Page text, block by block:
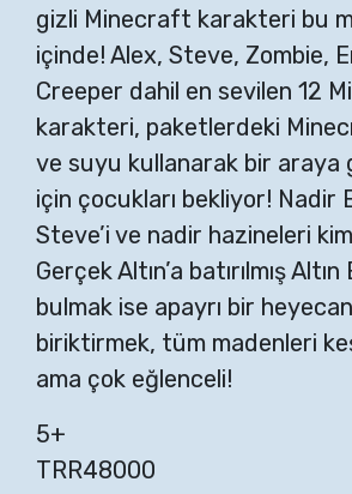
gizli Minecraft karakteri bu
içinde! Alex, Steve, Zombie,
Creeper dahil en sevilen 12
karakteri, paketlerdeki
ve suyu kullanarak bir araya
için çocukları bekliyor! Nadir
Steve’i ve nadir hazineleri
Gerçek Altın’a batırılmış Altın
bulmak ise apayrı bir
biriktirmek, tüm madenleri
ama çok eğlenceli!
5+
TRR48000